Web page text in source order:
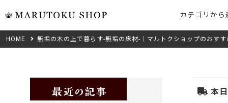
カテゴリから
集成材フリーカ
イトアッ
HOME 無垢の木の上で暮らす-無垢の床材-｜マルトクショップのおすす
本